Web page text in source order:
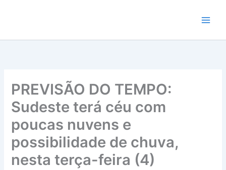
conteúdo
PREVISÃO DO TEMPO:
Sudeste terá céu com
poucas nuvens e
possibilidade de chuva,
nesta terça-feira (4)